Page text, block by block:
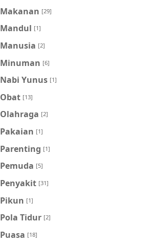
Makanan [29]
Mandul [1]
Manusia [2]
Minuman [6]
Nabi Yunus [1]
Obat [13]
Olahraga [2]
Pakaian [1]
Parenting [1]
Pemuda [5]
Penyakit [31]
Pikun [1]
Pola Tidur [2]
Puasa [18]